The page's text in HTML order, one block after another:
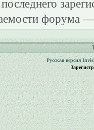
форума
Русская версия